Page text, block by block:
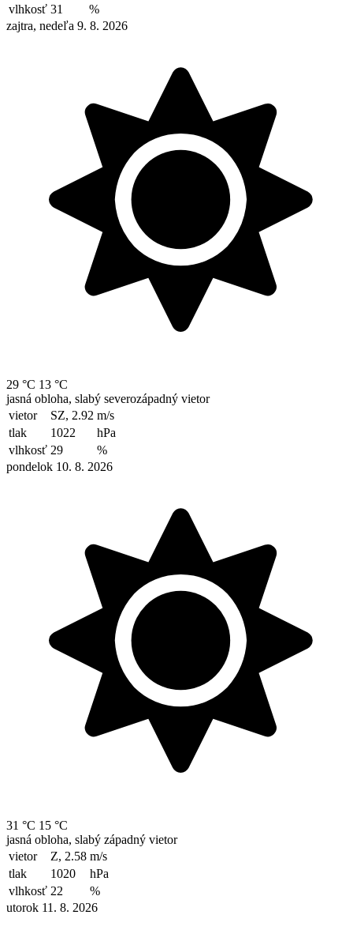
vlhkosť 31
%
zajtra, nedeľa 9. 8. 2026
29 °C 13 °C
jasná obloha, slabý severozápadný vietor
vietor
SZ, 2.92 m/s
tlak
1022
hPa
vlhkosť 29
%
pondelok 10. 8. 2026
31 °C 15 °C
jasná obloha, slabý západný vietor
vietor
Z, 2.58 m/s
tlak
1020
hPa
vlhkosť 22
%
utorok 11. 8. 2026